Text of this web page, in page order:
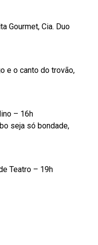
Gourmet, Cia. Duo
e o canto do trovão,
– 16h
seja só bondade,
Teatro – 19h